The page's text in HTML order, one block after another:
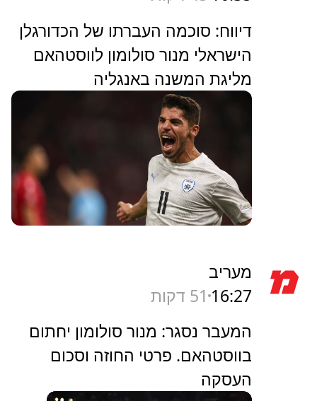
דיווח: סוכמה העברתו של הכדורגלן
הישראלי מנור סולומון לווסטהאם
מליגת המשנה באנגליה
מעריב
16:27 51 דקות
המעבר נסגר: מנור סולומון יחתום
בווסטהאם. פרטי החוזה וסכום
העסקה